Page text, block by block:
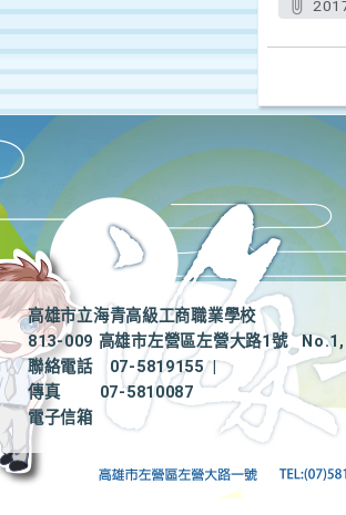
高雄市立海青高級工商職業學校
813-009 高雄市左營區左營大路1號
聯絡電話
07-5819155
|
傳真
07-5810087
電子信箱